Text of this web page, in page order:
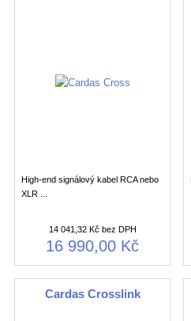
High-end signálový kabel RCA nebo
XLR ...
14 041,32 Kč bez DPH
16 990,00 Kč
Cardas Crosslink